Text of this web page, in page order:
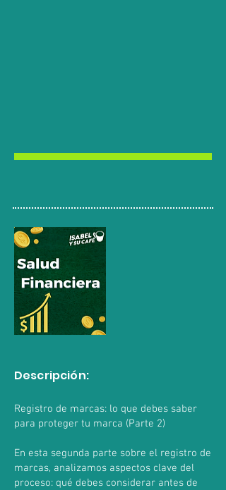
Descripción:
Registro de marcas: lo que debes saber
para proteger tu marca (Parte 2)
En esta segunda parte sobre el registro de
marcas, analizamos aspectos clave del
proceso: qué debes considerar antes de